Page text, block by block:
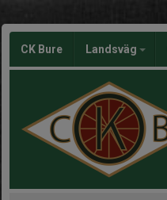
CK Bure Landsväg